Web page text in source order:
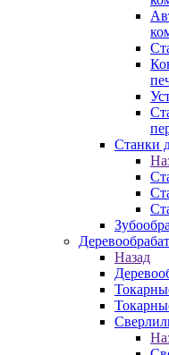
Станки
Назад